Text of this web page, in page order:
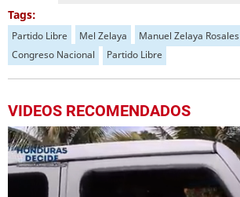
Tags:
Partido Libre Mel Zelaya
Manuel Zelaya Rosales
Congreso Nacional
Partido Libre
VIDEOS RECOMENDADOS